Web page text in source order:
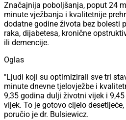
Značajnija poboljšanja, poput 24
minute vježbanja i kvalitetnije
dodatne godine života bez bolesti
raka, dijabetesa, kronične
ili demencije.
Oglas
"Ljudi koji su optimizirali sve tri
minute dnevne tjelovježbe i
9,35 godina dulji životni vijek i
vijek. To je gotovo cijelo
poručio je dr. Bulsiewicz.